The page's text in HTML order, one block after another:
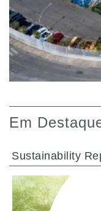
Em
Sustainability